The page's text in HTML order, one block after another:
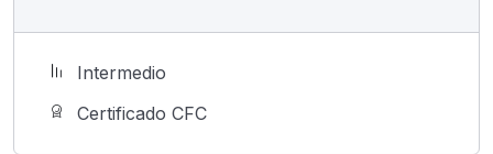
Intermedio
Certificado CFC